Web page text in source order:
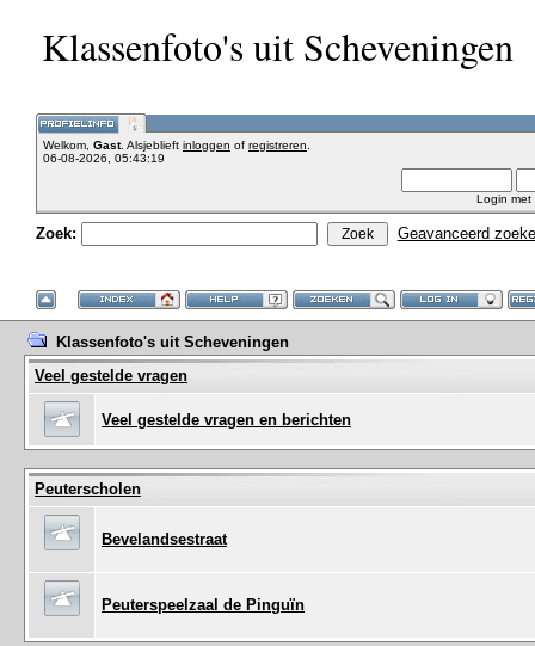
Klassenfoto's uit Scheveningen
Welkom, Gast. Alsjeblieft inloggen of registreren
06-08-2026, 05:43:19
Login met
Zoek: Geavanceerd
Klassenfoto's uit Scheveningen
Veel gestelde vragen
Veel gestelde vragen en berichten
Peuterscholen
Bevelandsestraat
Peuterspeelzaal de Pinguïn